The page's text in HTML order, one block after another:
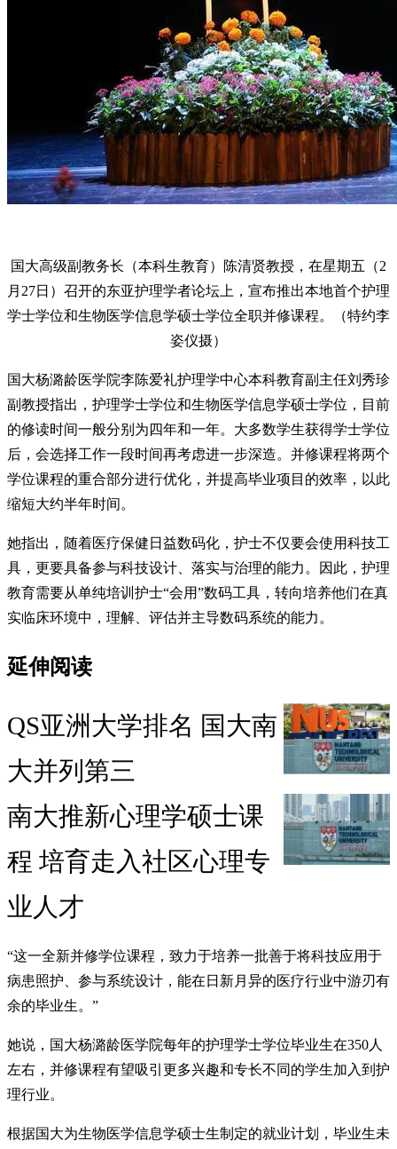
国大高级副教务长（本科生教育）陈清贤教授，在星期五（2
月27日）召开的东亚护理学者论坛上，宣布推出本地首个护理
学士学位和生物医学信息学硕士学位全职并修课程。（特约李
姿仪摄）
国大杨潞龄医学院李陈爱礼护理学中心本科教育副主任刘秀珍
副教授指出，护理学士学位和生物医学信息学硕士学位，目前
的修读时间一般分别为四年和一年。大多数学生获得学士学位
后，会选择工作一段时间再考虑进一步深造。并修课程将两个
学位课程的重合部分进行优化，并提高毕业项目的效率，以此
缩短大约半年时间。
她指出，随着医疗保健日益数码化，护士不仅要会使用科技工
具，更要具备参与科技设计、落实与治理的能力。因此，护理
教育需要从单纯培训护士“会用”数码工具，转向培养他们在真
实临床环境中，理解、评估并主导数码系统的能力。
延伸阅读
QS亚洲大学排名 国大南
大并列第三
南大推新心理学硕士课
程 培育走入社区心理专
业人才
“这一全新并修学位课程，致力于培养一批善于将科技应用于
病患照护、参与系统设计，能在日新月异的医疗行业中游刃有
余的毕业生。”
她说，国大杨潞龄医学院每年的护理学士学位毕业生在350人
左右，并修课程有望吸引更多兴趣和专长不同的学生加入到护
理行业。
根据国大为生物医学信息学硕士生制定的就业计划，毕业生未